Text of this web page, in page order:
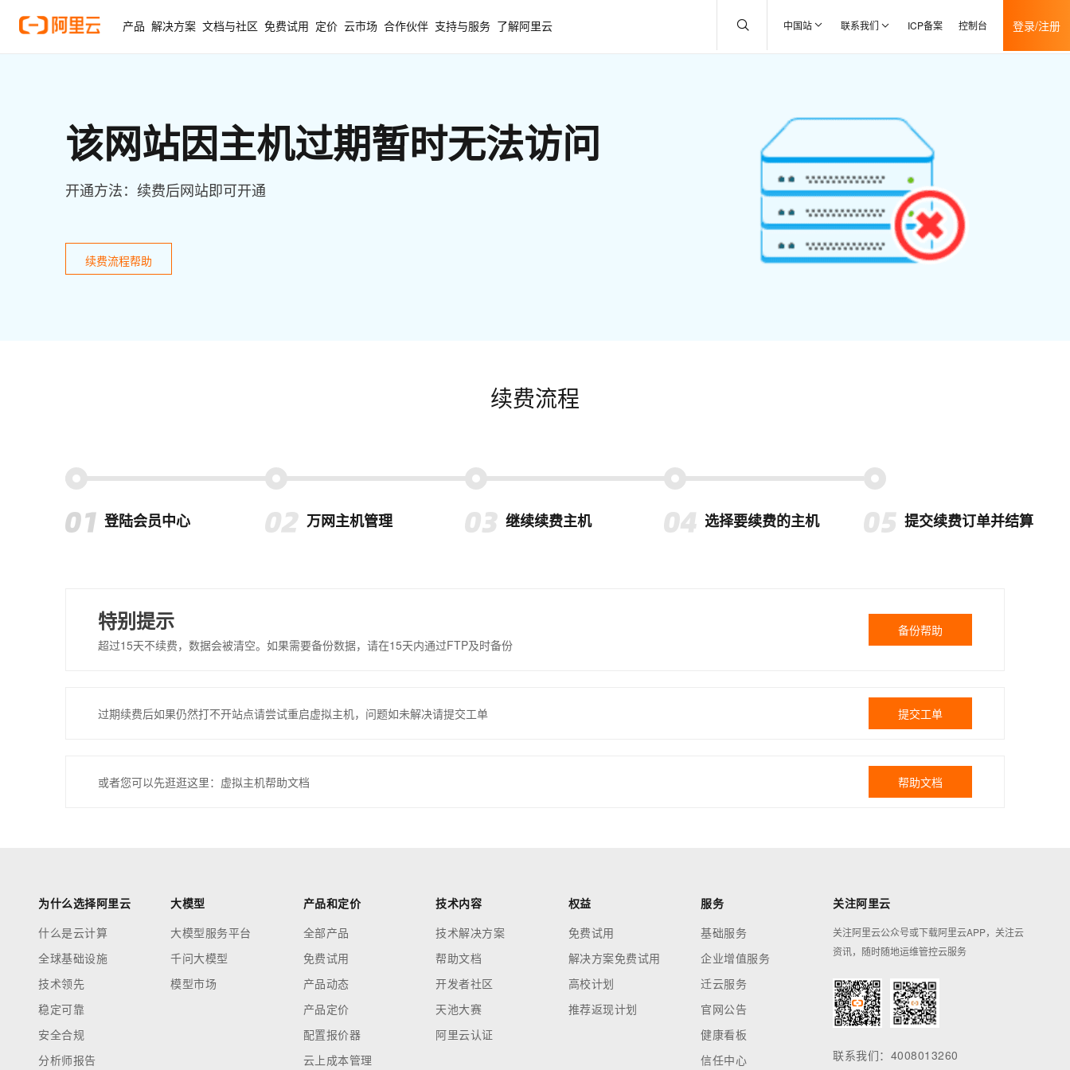
产品 解决方案 文档与社区 免费试用 定价 云市场 合作伙伴 支持与服务 了解阿里云 中国站 联系我们 ICP备案 控制台 登录/注册
该网站因主机过期暂时无法访问
开通方法：续费后网站即可开通
续费流程帮助
续费流程
登陆会员中心 万网主机管理 继续续费主机 选择要续费的主机 提交续费订单并结算
特别提示
超过15天不续费，数据会被清空。如果需要备份数据，请在15天内通过FTP及时备份
备份帮助
过期续费后如果仍然打不开站点请尝试重启虚拟主机，问题如未解决请提交工单 提交工单
或者您可以先逛逛这里：虚拟主机帮助文档 帮助文档